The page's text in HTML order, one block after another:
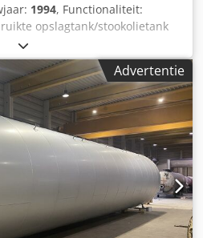
1994, Functionaliteit:
opslagtank/stookolietank
40.000 liter volgens DIN
U U Uofx Afqsck gereinigd
Advertentie